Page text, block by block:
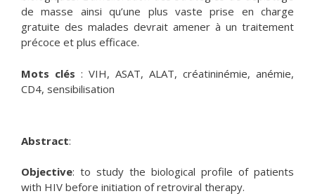
de masse ainsi qu’une plus vaste prise en charge
gratuite des malades devrait amener à un traitement
précoce et plus efficace.
Mots clés : VIH, ASAT, ALAT, créatininémie, anémie,
CD4, sensibilisation
Abstract:
Objective: to study the biological profile of patients
with HIV before initiation of retroviral therapy.